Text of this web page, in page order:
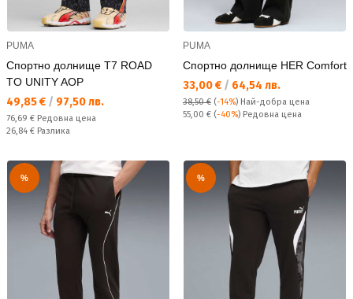
PUMA
Спортно долнище T7 ROAD
TO UNITY AOP
Текуща цена:
49,85 € / 97,50 лв.
Редовна цена:
76,69 € Редовна цена
Спестявате:
26,84 € Разлика
PUMA
Спортно долнище HER Comfort
Текуща цена:
33,00 € / 64,54 лв.
38,50 € (-14%) Най-добра цена
Редовна цена:
55,00 € (-40%) Редовна цена
% %